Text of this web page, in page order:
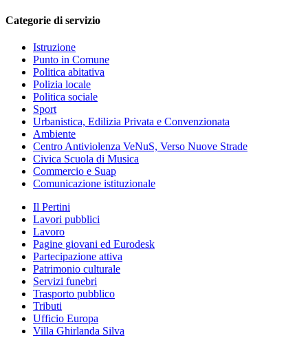
Categorie di servizio
Istruzione
Punto in Comune
Politica abitativa
Polizia locale
Politica sociale
Sport
Urbanistica, Edilizia Privata e Convenzionata
Ambiente
Centro Antiviolenza VeNuS, Verso Nuove Strade
Civica Scuola di Musica
Commercio e Suap
Comunicazione istituzionale
Il Pertini
Lavori pubblici
Lavoro
Pagine giovani ed Eurodesk
Partecipazione attiva
Patrimonio culturale
Servizi funebri
Trasporto pubblico
Tributi
Ufficio Europa
Villa Ghirlanda Silva